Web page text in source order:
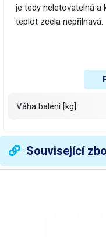
je tedy neletovatelná a
teplot zcela nepřilnavá.
Váha balení [kg]:
Související